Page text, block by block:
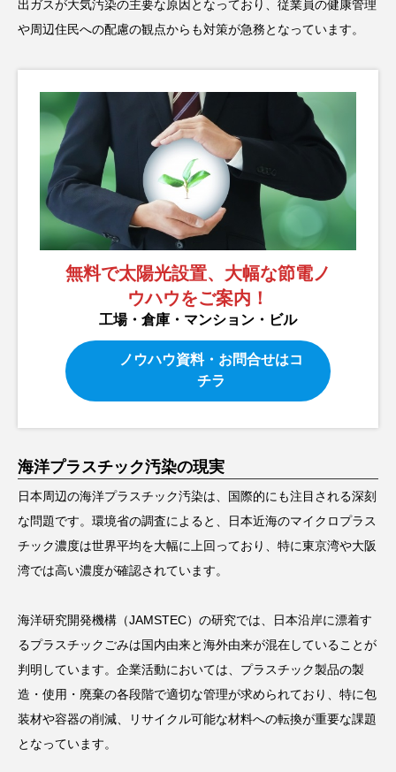
出ガスが大気汚染の主要な原因となっており、従業員の健康管理
や周辺住民への配慮の観点からも対策が急務となっています。
無料で太陽光設置、大幅な節電ノ
ウハウをご案内！
工場・倉庫・マンション・ビル
ノウハウ資料・お問合せはコ
チラ
海洋プラスチック汚染の現実
日本周辺の海洋プラスチック汚染は、国際的にも注目される深刻
な問題です。環境省の調査によると、日本近海のマイクロプラス
チック濃度は世界平均を大幅に上回っており、特に東京湾や大阪
湾では高い濃度が確認されています。
海洋研究開発機構（JAMSTEC）の研究では、日本沿岸に漂着す
るプラスチックごみは国内由来と海外由来が混在していることが
判明しています。企業活動においては、プラスチック製品の製
造・使用・廃棄の各段階で適切な管理が求められており、特に包
装材や容器の削減、リサイクル可能な材料への転換が重要な課題
となっています。